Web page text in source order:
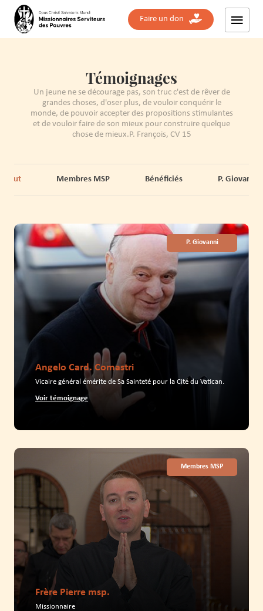
Faire un don
Témoignages
Un jeune ne se décourage pas, son truc c'est de rêver de
grandes choses, d'oser plus, de vouloir conquérir le
monde, de pouvoir accepter des propositions stimulantes
et de vouloir faire de son mieux pour construire quelque
chose de mieux.P. François, CV 15
Tout Membres MSP Bénéficiés P. Giovanni
P. Giovanni
Angelo Card. Comastri
Vicaire général émérite de Sa Sainteté pour la Cité du Vatican.
Voir témoignage
Membres MSP
Frère Pierre msp.
Missionnaire